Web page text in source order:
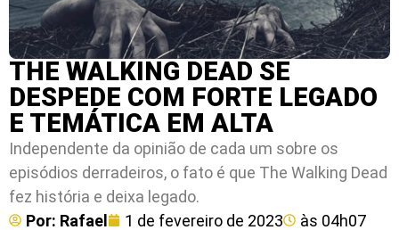
THE WALKING DEAD SE
DESPEDE COM FORTE LEGADO
E TEMÁTICA EM ALTA
Independente da opinião de cada um sobre os
episódios derradeiros, o fato é que The Walking Dead
fez história e deixa legado.
Por: Rafael 1 de fevereiro de 2023 às 04h07